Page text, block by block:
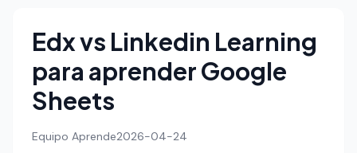
Edx vs Linkedin Learning
para aprender Google
Sheets
Equipo Aprende2026-04-24